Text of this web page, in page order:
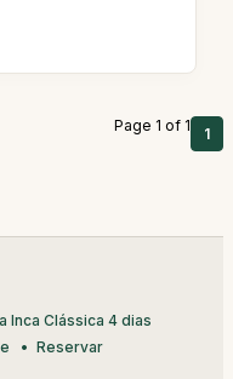
Page 1 of 1 1
Inca Clássica 4 dias
Reservar